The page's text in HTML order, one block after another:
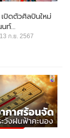
เปิดตัวศิลปินใหม่
ท์...
13 ก.ย. 2567